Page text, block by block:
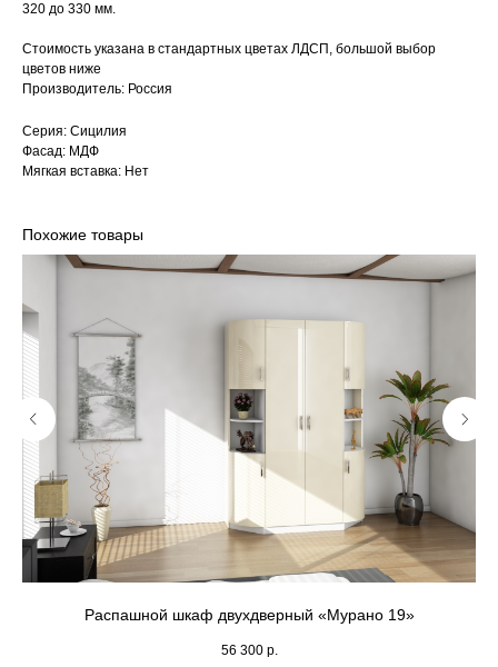
320 до 330 мм.
Стоимость указана в стандартных цветах ЛДСП, большой выбор
цветов ниже
Производитель: Россия
Серия: Сицилия
Фасад: МДФ
Мягкая вставка: Нет
Похожие товары
Распашной шкаф двухдверный «Мурано 19»
56 300 р.